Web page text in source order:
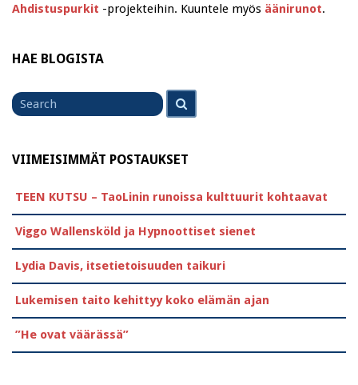
Ahdistuspurkit -projekteihin. Kuuntele myös äänirunot.
HAE BLOGISTA
Search
for
VIIMEISIMMÄT POSTAUKSET
TEEN KUTSU – TaoLinin runoissa kulttuurit kohtaavat
Viggo Wallensköld ja Hypnoottiset sienet
Lydia Davis, itsetietoisuuden taikuri
Lukemisen taito kehittyy koko elämän ajan
”He ovat väärässä”